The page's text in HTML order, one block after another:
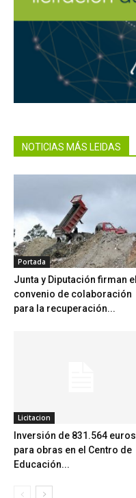
NOTICIAS MÁS LEIDAS
Portada
Junta y Diputación firman el
convenio de colaboración
para la recuperación...
Licitacion
Inversión de 831.564 euros
para obras en el Centro de
Educación...